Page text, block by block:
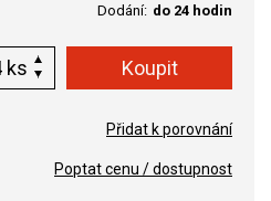
Dodání: do 24 hodin
ks
Přidat k porovnání
Poptat cenu / dostupnost